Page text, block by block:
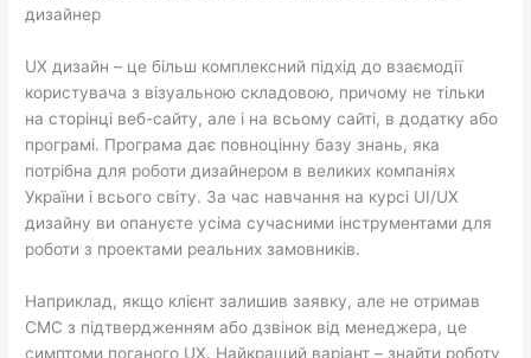
дизайнер
UX дизайн – це більш комплексний підхід до взаємодії
користувача з візуальною складовою, причому не тільки
на сторінці веб-сайту, але і на всьому сайті, в додатку або
програмі. Програма дає повноцінну базу знань, яка
потрібна для роботи дизайнером в великих компаніях
України і всього світу. За час навчання на курсі UI/UX
дизайну ви опануєте усіма сучасними інструментами для
роботи з проектами реальних замовників.
Наприклад, якщо клієнт залишив заявку, але не отримав
СМС з підтвердженням або дзвінок від менеджера, це
симптоми поганого UX. Найкращий варіант – знайти роботу